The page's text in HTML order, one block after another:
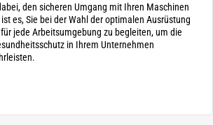
den sicheren Umgang mit Ihren Maschinen
es, Sie bei der Wahl der optimalen Ausrüstung
jede Arbeitsumgebung zu begleiten, um die
in Ihrem Unternehmen